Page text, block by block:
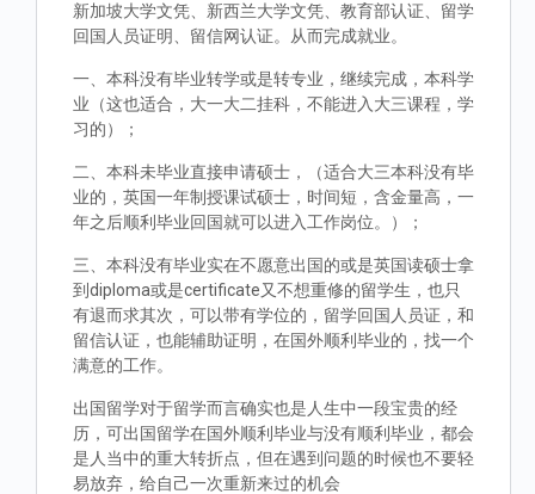
新加坡大学文凭、新西兰大学文凭、教育部认证、留学
回国人员证明、留信网认证。从而完成就业。
一、本科没有毕业转学或是转专业，继续完成，本科学
业（这也适合，大一大二挂科，不能进入大三课程，学
习的）；
二、本科未毕业直接申请硕士，（适合大三本科没有毕
业的，英国一年制授课试硕士，时间短，含金量高，一
年之后顺利毕业回国就可以进入工作岗位。）；
三、本科没有毕业实在不愿意出国的或是英国读硕士拿
到diploma或是certificate又不想重修的留学生，也只
有退而求其次，可以带有学位的，留学回国人员证，和
留信认证，也能辅助证明，在国外顺利毕业的，找一个
满意的工作。
出国留学对于留学而言确实也是人生中一段宝贵的经
历，可出国留学在国外顺利毕业与没有顺利毕业，都会
是人当中的重大转折点，但在遇到问题的时候也不要轻
易放弃，给自己一次重新来过的机会